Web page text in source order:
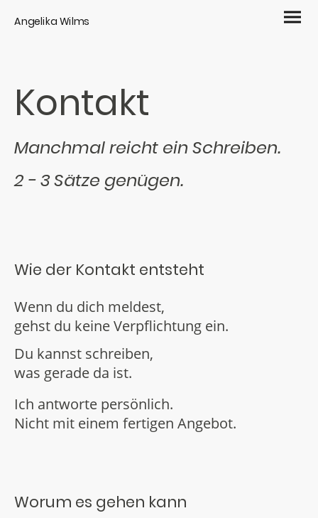
Angelika Wilms
Kontakt
Manchmal reicht ein Schreiben.
2 - 3 Sätze genügen.
Wie der Kontakt entsteht
Wenn du dich meldest,
gehst du keine Verpflichtung ein.
Du kannst schreiben,
was gerade da ist.
Ich antworte persönlich.
Nicht mit einem fertigen Angebot.
Worum es gehen kann